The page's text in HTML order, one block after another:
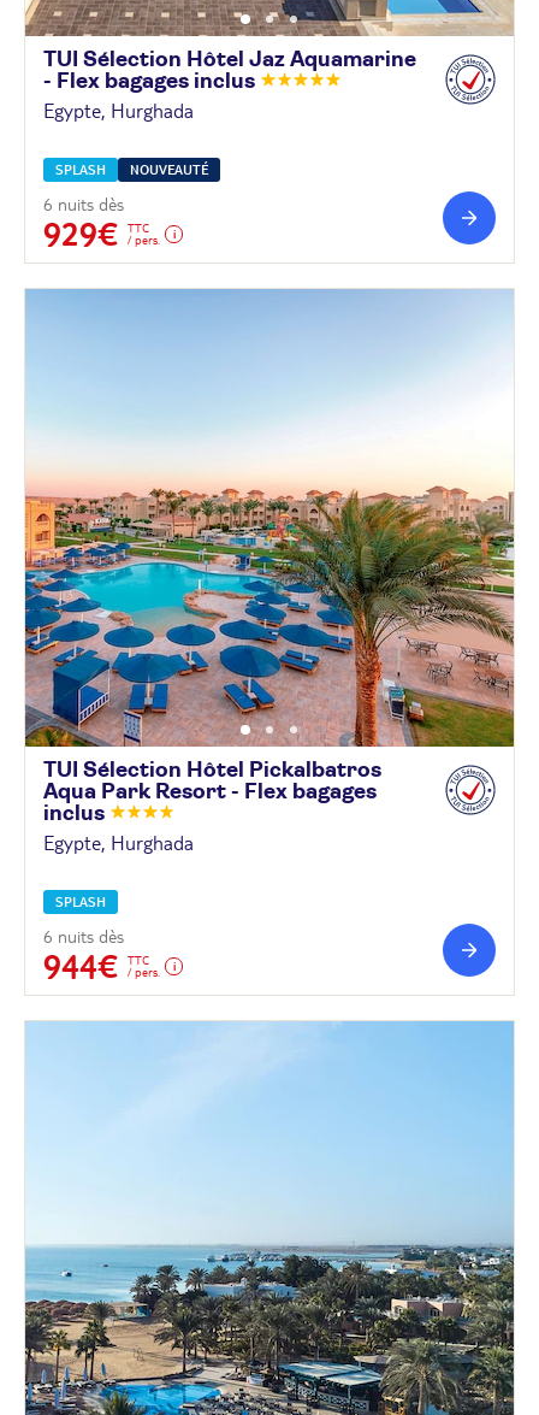
TUI Sélection Hôtel Jaz Aquamarine
- Flex bagages inclus
Egypte, Hurghada
SPLASH NOUVEAUTÉ
6 nuits dès
929€
TTC
/ pers.
TUI Sélection Hôtel Pickalbatros
Aqua Park Resort - Flex bagages
inclus
Egypte, Hurghada
SPLASH
6 nuits dès
944€
TTC
/ pers.